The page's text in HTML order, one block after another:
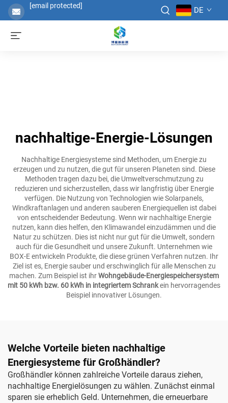
[email protected] DE
nachhaltige-Energie-Lösungen
Nachhaltige Energiesysteme sind Methoden, um Energie zu
erzeugen und zu nutzen, die gut für unseren Planeten sind. Diese
Methoden tragen dazu bei, die Umweltverschmutzung zu
reduzieren und sicherzustellen, dass wir langfristig über Energie
verfügen. Die Nutzung von Technologien wie Solarpanels,
Windkraftanlagen und anderen sauberen Energiequellen ist dabei
von entscheidender Bedeutung. Wenn wir nachhaltige Energie
nutzen, kann dies helfen, den Klimawandel einzudämmen und die
Natur zu schützen. Dies ist nicht nur gut für die Umwelt, sondern
auch für die Gesundheit und unsere Zukunft. Unternehmen wie
BOX-E entwickeln Produkte, die diese grünen Verfahren nutzen. Ihr
Ziel ist es, Energie sauber und erschwinglich für alle Menschen zu
machen. Zum Beispiel ist ihrWohngebäude-Energiespeichersystem
mit 50 kWh bzw. 60 kWh in integriertem Schrankein hervorragendes
Beispiel innovativer Lösungen.
Welche Vorteile bieten nachhaltige
Energiesysteme für Großhändler?
Großhändler können zahlreiche Vorteile daraus ziehen,
nachhaltige Energielösungen zu wählen. Zunächst einmal
sparen sie erheblich Geld. Unternehmen, die erneuerbare